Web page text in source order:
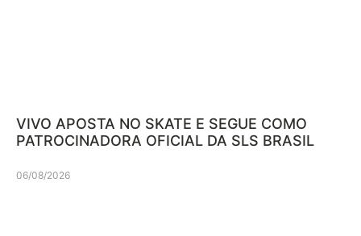
VIVO APOSTA NO SKATE E SEGUE COMO
PATROCINADORA OFICIAL DA SLS BRASIL
06/08/2026